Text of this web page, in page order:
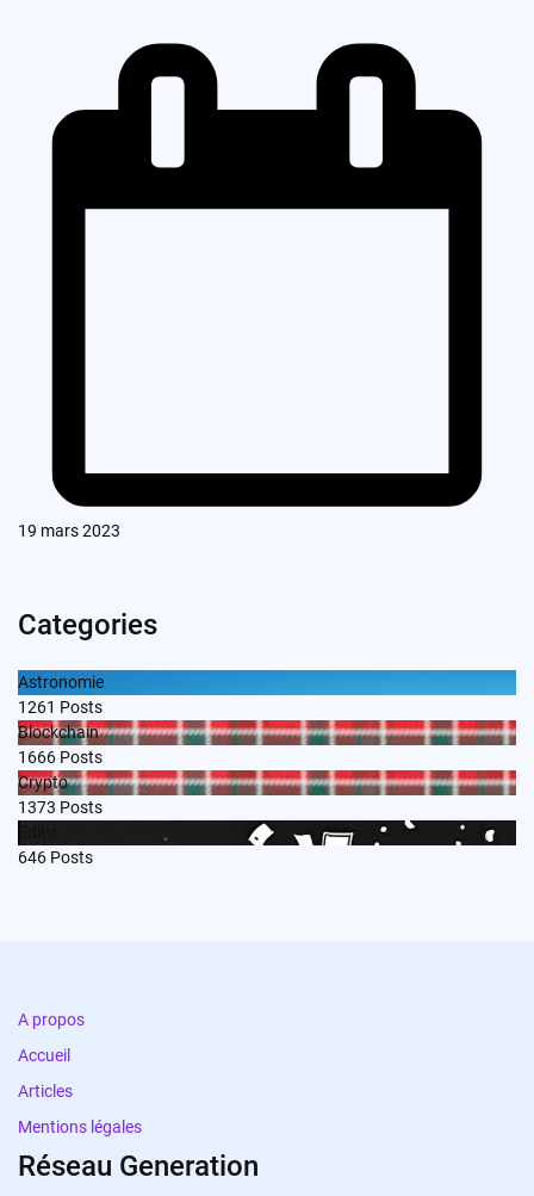
19 mars 2023
Categories
Astronomie
1261 Posts
Blockchain
1666 Posts
Crypto
1373 Posts
646 Posts
A propos
Accueil
Articles
Mentions légales
Réseau Generation